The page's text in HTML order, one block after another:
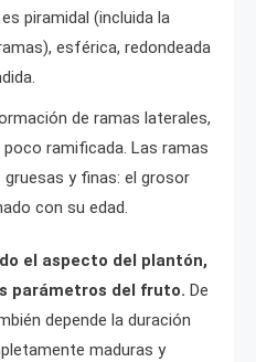
piramidal (incluida la
esférica, redondeada
de ramas laterales,
ramificada. Las ramas
y finas: el grosor
con su edad.
el aspecto del plantón,
parámetros del fruto. De
depende la duración
maduras y